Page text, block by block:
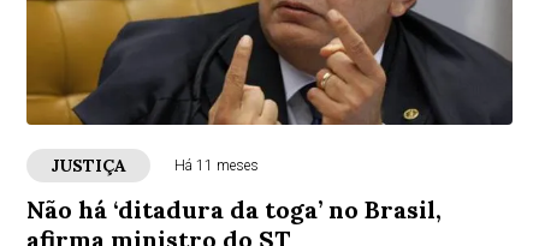
JUSTIÇA Há 11 meses
Não há ‘ditadura da toga’ no Brasil,
afirma ministro do ST